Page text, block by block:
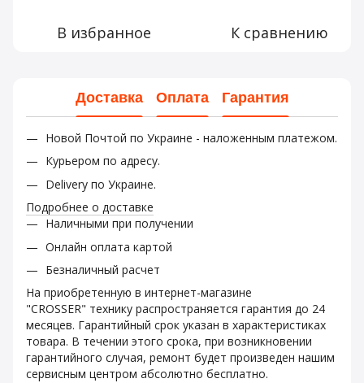
В избранное К сравнению
Доставка Оплата Гарантия
Новой Почтой по Украине - наложенным платежом.
Курьером по адресу.
Delivery по Украине.
Подробнее о доставке
Наличными при получении
Онлайн оплата картой
Безналичный расчет
На приобретенную в интернет-магазине
"CROSSER" технику распространяется гарантия до 24
месяцев. Гарантийный срок указан в характеристиках
товара. В течении этого срока, при возникновении
гарантийного случая, ремонт будет произведен нашим
сервисным центром абсолютно бесплатно.